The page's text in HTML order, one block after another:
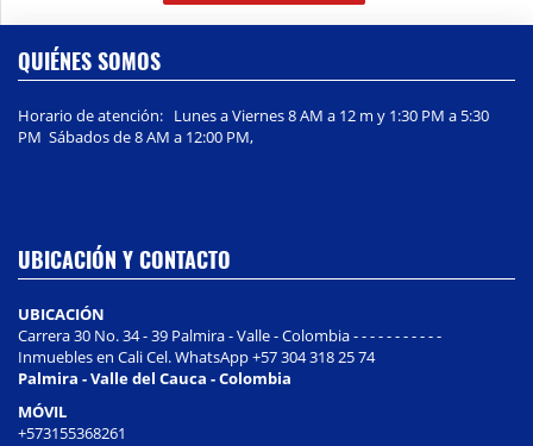
QUIÉNES SOMOS
Horario de atención: Lunes a Viernes 8 AM a 12 m y 1:30 PM a 5:30
PM Sábados de 8 AM a 12:00 PM,
UBICACIÓN Y CONTACTO
UBICACIÓN
Carrera 30 No. 34 - 39 Palmira - Valle - Colombia - - - - - - - - - - -
Inmuebles en Cali Cel. WhatsApp +57 304 318 25 74
Palmira - Valle del Cauca - Colombia
MÓVIL
+573155368261